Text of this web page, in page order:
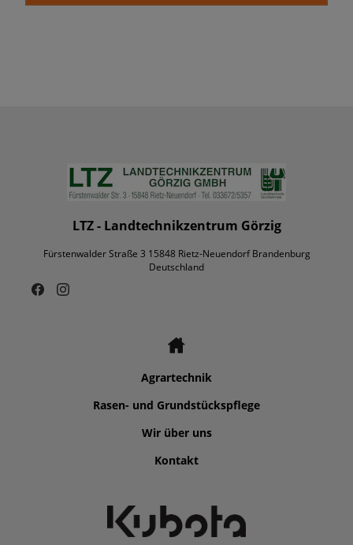
LTZ - Landtechnikzentrum Görzig
Fürstenwalder Straße 3 15848 Rietz-Neuendorf Brandenburg
Deutschland
Agrartechnik
Rasen- und Grundstückspflege
Wir über uns
Kontakt